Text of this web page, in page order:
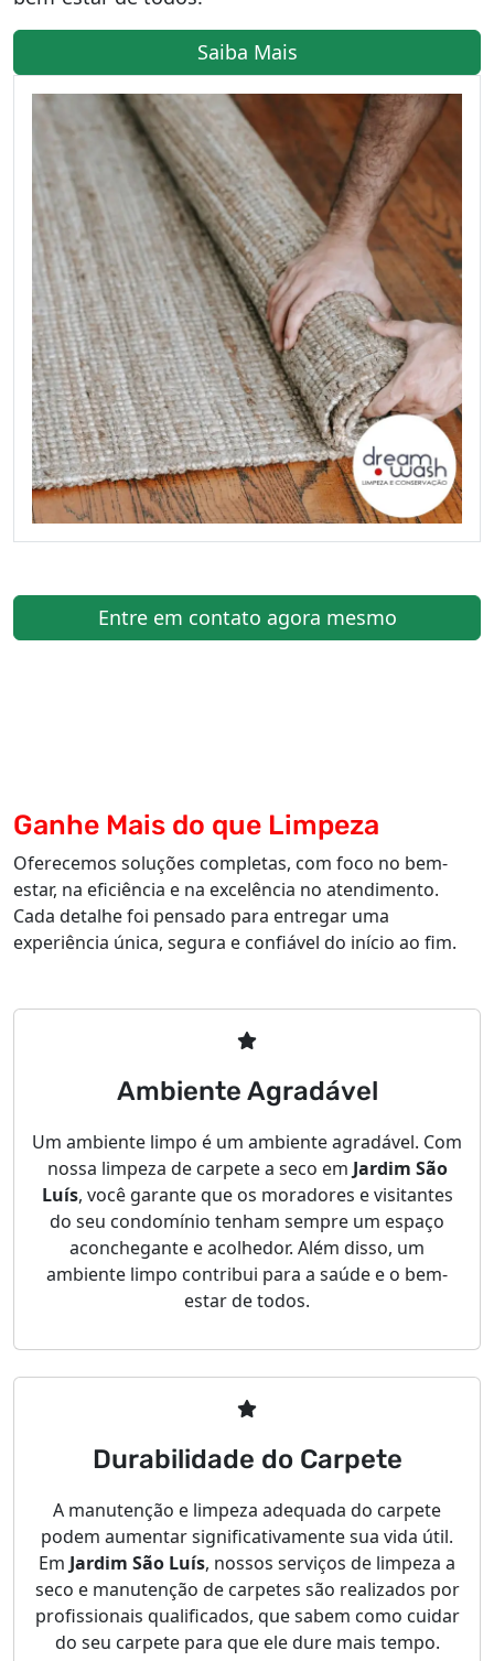
Saiba Mais
Entre em contato agora mesmo
Ganhe Mais do que Limpeza
Oferecemos soluções completas, com foco no bem-
estar, na eficiência e na excelência no atendimento.
Cada detalhe foi pensado para entregar uma
experiência única, segura e confiável do início ao fim.
Ambiente Agradável
Um ambiente limpo é um ambiente agradável. Com
nossa limpeza de carpete a seco em Jardim São
Luís, você garante que os moradores e visitantes
do seu condomínio tenham sempre um espaço
aconchegante e acolhedor. Além disso, um
ambiente limpo contribui para a saúde e o bem-
estar de todos.
Durabilidade do Carpete
A manutenção e limpeza adequada do carpete
podem aumentar significativamente sua vida útil.
Em Jardim São Luís, nossos serviços de limpeza a
seco e manutenção de carpetes são realizados por
profissionais qualificados, que sabem como cuidar
do seu carpete para que ele dure mais tempo.